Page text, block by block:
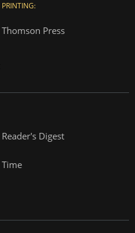
PRINTING:
Thomson Press
Reader's Digest
Time